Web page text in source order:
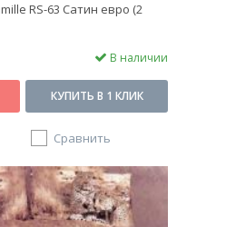
RS-63 Сатин евро (2
В наличии
КУПИТЬ В 1 КЛИК
Сравнить